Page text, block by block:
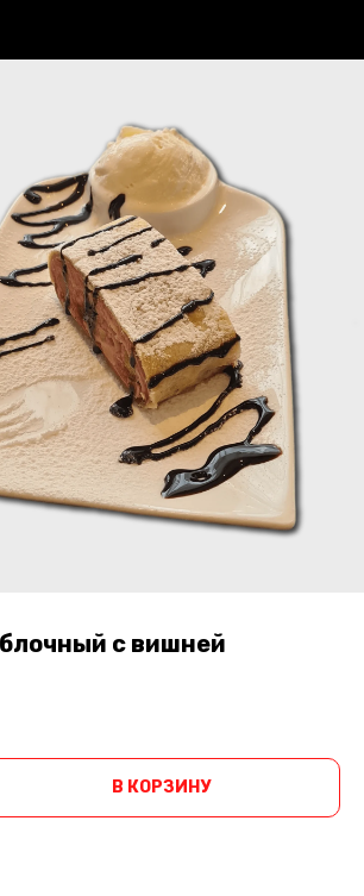
с вишней
В КОРЗИНУ